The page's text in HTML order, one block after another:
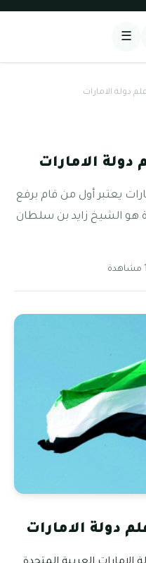
☰
دولة الامارات
الامارات
يعتبر أول من قام برفع
هو الشيخ زايد بن سلطان
دولة الامارات